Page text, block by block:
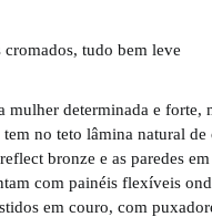
mulher determinada e forte,
no teto lâmina natural de
bronze e as paredes em
com painéis flexíveis
em couro, com